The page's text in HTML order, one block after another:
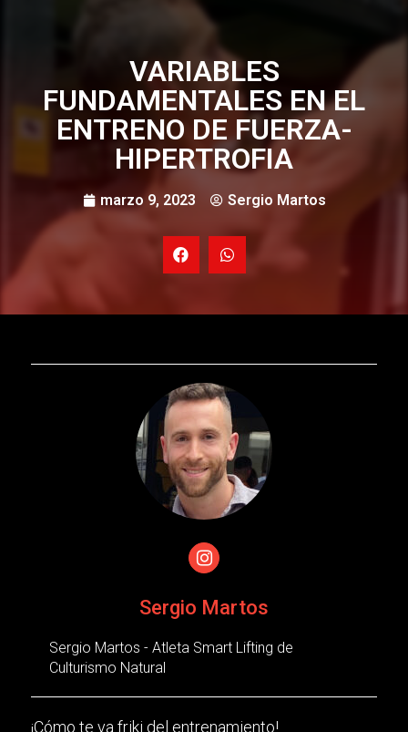
VARIABLES
FUNDAMENTALES EN EL
ENTRENO DE FUERZA-
HIPERTROFIA
marzo 9, 2023 Sergio Martos
Sergio Martos
Sergio Martos - Atleta Smart Lifting de
Culturismo Natural
¡Cómo te va friki del entrenamiento!